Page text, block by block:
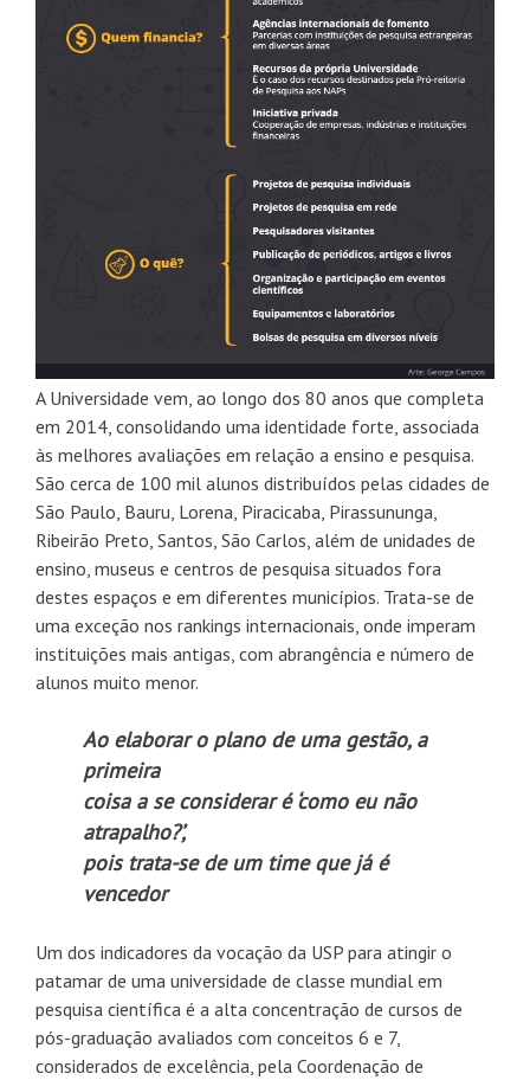
A Universidade vem, ao longo dos 80 anos que completa
em 2014, consolidando uma identidade forte, associada
às melhores avaliações em relação a ensino e pesquisa.
São cerca de 100 mil alunos distribuídos pelas cidades de
São Paulo, Bauru, Lorena, Piracicaba, Pirassununga,
Ribeirão Preto, Santos, São Carlos, além de unidades de
ensino, museus e centros de pesquisa situados fora
destes espaços e em diferentes municípios. Trata-se de
uma exceção nos rankings internacionais, onde imperam
instituições mais antigas, com abrangência e número de
alunos muito menor.
Ao elaborar o plano de uma gestão, a
primeira
coisa a se considerar é ‘como eu não
atrapalho?’,
pois trata-se de um time que já é
vencedor
Um dos indicadores da vocação da USP para atingir o
patamar de uma universidade de classe mundial em
pesquisa científica é a alta concentração de cursos de
pós-graduação avaliados com conceitos 6 e 7,
considerados de excelência, pela Coordenação de